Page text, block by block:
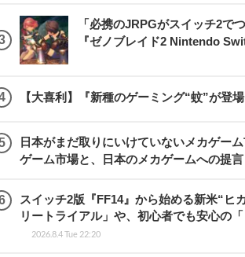
「必携のJRPGがスイッチ2で
『ゼノブレイド2 Nintendo
【大喜利】『新種のゲーミング“蚊”が登
日本がまだ取りにいけていないメカゲー
ゲーム市場と、日本のメカゲームへの提
スイッチ2版『FF14』から始める新米“
リートライアル」や、初心者でも安心の
2026.8.4 Tue 22:20